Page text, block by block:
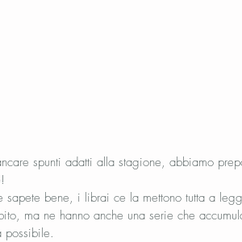
spunti adatti alla stagione, abbiamo
sapete bene, i librai ce la mettono tutta a
ma ne hanno anche una serie che
possibile.